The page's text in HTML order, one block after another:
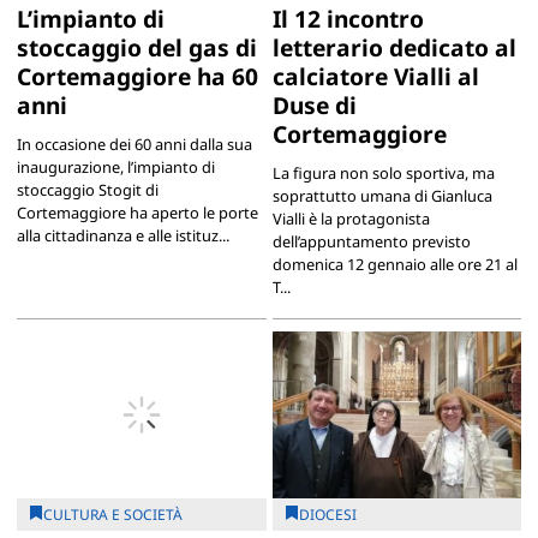
L’impianto di
stoccaggio del gas di
Cortemaggiore ha 60
anni
In occasione dei 60 anni dalla sua
inaugurazione, l’impianto di
stoccaggio Stogit di
Cortemaggiore ha aperto le porte
alla cittadinanza e alle istituz...
Il 12 incontro
letterario dedicato al
calciatore Vialli al
Duse di
Cortemaggiore
La figura non solo sportiva, ma
soprattutto umana di Gianluca
Vialli è la protagonista
dell’appuntamento previsto
domenica 12 gennaio alle ore 21 al
T...
CULTURA E SOCIETÀ DIOCESI